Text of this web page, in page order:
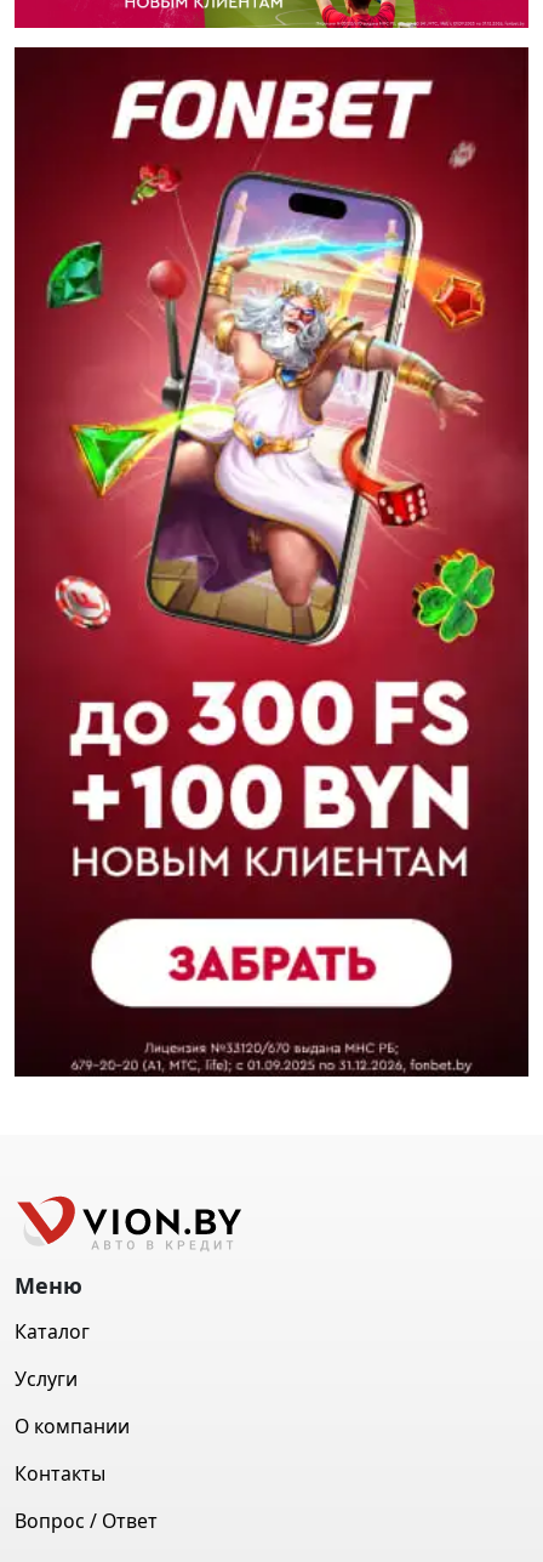
Меню
Каталог
Услуги
О компании
Контакты
Вопрос / Ответ